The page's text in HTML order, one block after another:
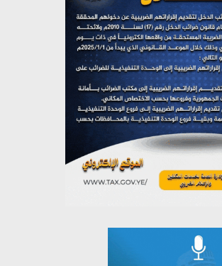
الوهم)
الإنسانية حول جرائم تحالف
القائد)